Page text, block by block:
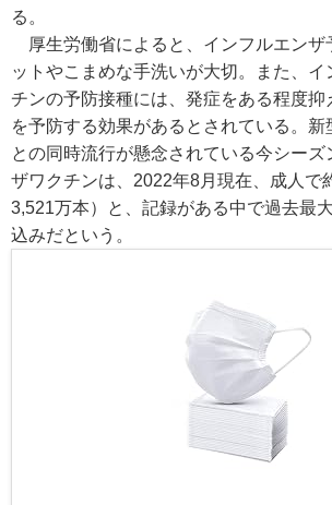
る。
厚生労働省によると、インフルエンザ
ットやこまめな手洗いが大切。また、イ
チンの予防接種には、発症をある程度抑
を予防する効果があるとされている。新
との同時流行が懸念されている今シーズ
ザワクチンは、2022年8月現在、成人で
3,521万本）と、記録がある中で過去最
込みだという。